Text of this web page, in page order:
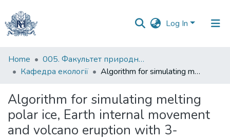
Log In
Communities
&
All of DSpace
Statistics
Home
005. Факультет природничих наук
Кафедра екології
Algorithm for simulating melting polar ice, Earth internal movement and volcano eruption with 3-dimensional inertia tensor
Algorithm for simulating melting
polar ice, Earth internal movement
and volcano eruption with 3-